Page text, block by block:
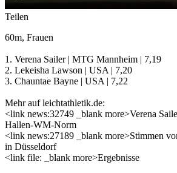
Teilen
60m, Frauen
1. Verena Sailer | MTG Mannheim | 7,19
2. Lekeisha Lawson | USA | 7,20
3. Chauntae Bayne | USA | 7,22
Mehr auf leichtathletik.de:
<link news:32749 _blank more>Verena
Hallen-WM-Norm
<link news:27189 _blank more>Stimmen
in Düsseldorf
<link file: _blank more>Ergebnisse